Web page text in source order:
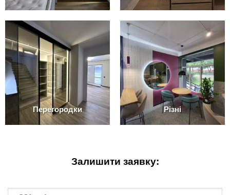
Перегородки Різні
Залишити заявку: